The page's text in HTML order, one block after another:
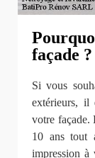
façade ?
Si vous
extérieurs, il
votre façade.
10 ans tout
impression à